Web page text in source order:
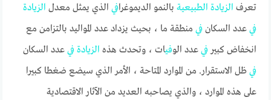
تعرف الزيادة الطبيعية بالنمو الديموغرافي الذي يمثل معدل الزيادة
في عدد السكانفي منطقة ما ، بحيث يزداد عدد المواليد بالتزامن مع
انخفاض كبيرفي عدد الوفيات ، وتحدث هذه الزيادة في عدد السكان
في ظل الاستقرار. من الموارد المتاحة ، الأمر الذي سيضع ضغطا كبيرا
على هذه الموارد ، والذي يصاحبه العديد من الآثار الاقتصادية